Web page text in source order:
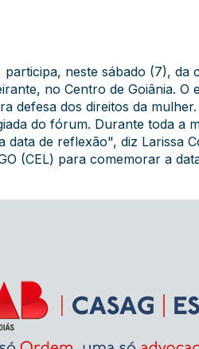
neste sábado (7),
no Centro de Goiânia.
defesa dos direitos da
do fórum. Durante toda a
de reflexão", diz Larissa
(CEL) para comemorar a